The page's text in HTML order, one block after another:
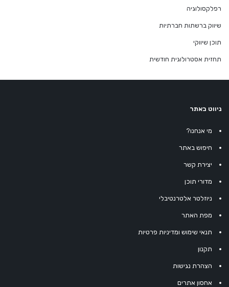
רפלקסולוגיה
שיווק ברשתות חברתיות
תוכן שיווקי
תחזית אסטרולוגית חודשית
ניווט באתר
מי אנחנו?
חיפוש באתר
יצירת קשר
מדורי תוכן
ניוזלטר אלטרנטיבלי
מפת האתר
תנאי שימוש ומדיניות פרטיות
תקנון
הצהרת נגישות
אחסון אתרים